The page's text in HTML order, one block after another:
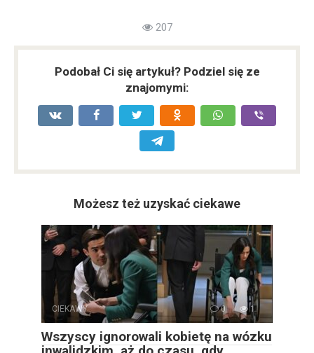
207
Podobał Ci się artykuł? Podziel się ze
znajomymi:
Możesz też uzyskać ciekawe
CIEKAWY 0 1
Wszyscy ignorowali kobietę na wózku